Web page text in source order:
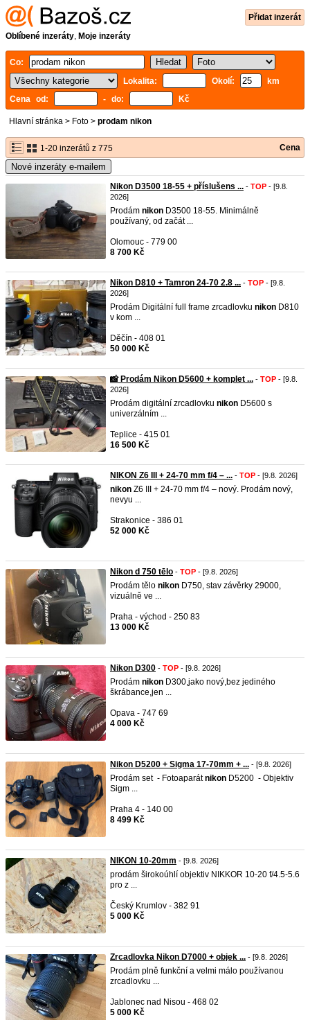
Přidat inzerát
Oblíbené inzeráty, Moje inzeráty
Co:
Lokalita:
Okolí:
km
Cena od:
- do: Kč
Hlavní stránka > Foto > prodam nikon
1-20 inzerátů z 775 Cena
Nové inzeráty e-mailem
Nikon D3500 18-55 + příslušens ... - TOP - [9.8.
2026]
Prodám nikon D3500 18-55. Minimálně
používaný, od začát ...
Olomouc - 779 00
8 700 Kč
Nikon D810 + Tamron 24-70 2.8 ... - TOP - [9.8.
2026]
Prodám Digitální full frame zrcadlovku nikon D810
v kom ...
Děčín - 408 01
50 000 Kč
📸 Prodám Nikon D5600 + komplet ... - TOP - [9.8.
2026]
Prodám digitální zrcadlovku nikon D5600 s
univerzálním ...
Teplice - 415 01
16 500 Kč
NIKON Z6 III + 24-70 mm f/4 – ... - TOP - [9.8. 2026]
nikon Z6 III + 24-70 mm f/4 – nový. Prodám nový,
nevyu ...
Strakonice - 386 01
52 000 Kč
Nikon d 750 tēlo - TOP - [9.8. 2026]
Prodám tělo nikon D750, stav závěrky 29000,
vizuálně ve ...
Praha - východ - 250 83
13 000 Kč
Nikon D300 - TOP - [9.8. 2026]
Prodám nikon D300,jako nový,bez jediného
škrábance,jen ...
Opava - 747 69
4 000 Kč
Nikon D5200 + Sigma 17-70mm + ... - [9.8. 2026]
Prodám set - Fotoaparátnikon D5200 - Objektiv
Sigm ...
Praha 4 - 140 00
8 499 Kč
NIKON 10-20mm - [9.8. 2026]
prodám širokoúhlí objektiv NIKKOR 10-20 f/4.5-5.6
pro z ...
Český Krumlov - 382 91
5 000 Kč
Zrcadlovka Nikon D7000 + objek ... - [9.8. 2026]
Prodám plně funkční a velmi málo používanou
zrcadlovku ...
Jablonec nad Nisou - 468 02
5 000 Kč